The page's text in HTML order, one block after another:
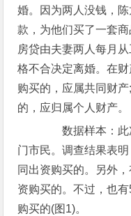
婚。因为两人没钱，
款，为他们买了一套
房贷由夫妻两人每月
格不合决定离婚。在
购买的，应属共同财
的，应归属个人财产。
数据样本：此
门市民。调查结果表
同出资购买的。另外
资购买的。不过，也
购买的(图1)。